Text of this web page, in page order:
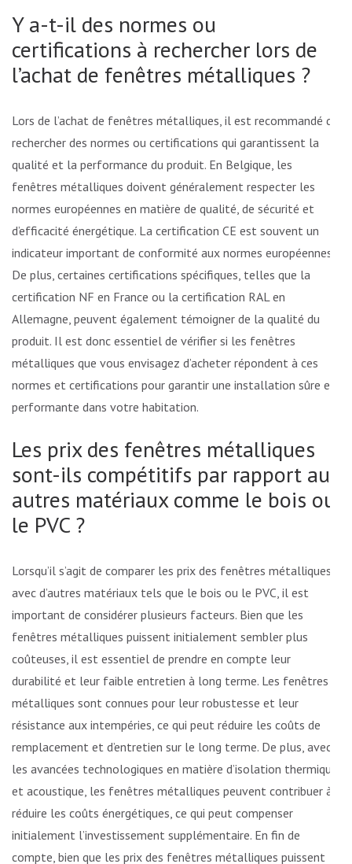
Y a-t-il des normes ou
certifications à rechercher lors de
l’achat de fenêtres métalliques ?
Lors de l’achat de fenêtres métalliques, il est recommandé de
rechercher des normes ou certifications qui garantissent la
qualité et la performance du produit. En Belgique, les
fenêtres métalliques doivent généralement respecter les
normes européennes en matière de qualité, de sécurité et
d’efficacité énergétique. La certification CE est souvent un
indicateur important de conformité aux normes européennes.
De plus, certaines certifications spécifiques, telles que la
certification NF en France ou la certification RAL en
Allemagne, peuvent également témoigner de la qualité du
produit. Il est donc essentiel de vérifier si les fenêtres
métalliques que vous envisagez d’acheter répondent à ces
normes et certifications pour garantir une installation sûre et
performante dans votre habitation.
Les prix des fenêtres métalliques
sont-ils compétitifs par rapport aux
autres matériaux comme le bois ou
le PVC ?
Lorsqu’il s’agit de comparer les prix des fenêtres métalliques
avec d’autres matériaux tels que le bois ou le PVC, il est
important de considérer plusieurs facteurs. Bien que les
fenêtres métalliques puissent initialement sembler plus
coûteuses, il est essentiel de prendre en compte leur
durabilité et leur faible entretien à long terme. Les fenêtres
métalliques sont connues pour leur robustesse et leur
résistance aux intempéries, ce qui peut réduire les coûts de
remplacement et d’entretien sur le long terme. De plus, avec
les avancées technologiques en matière d’isolation thermique
et acoustique, les fenêtres métalliques peuvent contribuer à
réduire les coûts énergétiques, ce qui peut compenser
initialement l’investissement supplémentaire. En fin de
compte, bien que les prix des fenêtres métalliques puissent